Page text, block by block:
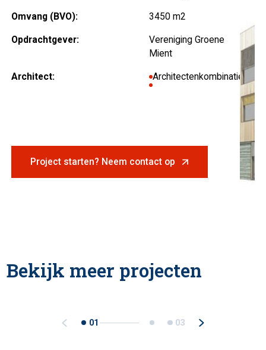
Omvang (BVO): 3450 m2
Opdrachtgever:
Vereniging Groene
Mient
Architect: Architectenkombinatie
Project starten? Neem contact op
Bekijk meer projecten
01 03